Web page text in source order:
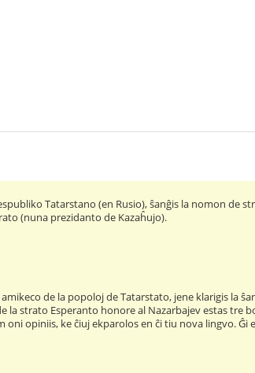
Tatarstano (en Rusio), ŝanĝis la nomon de
(nuna prezidanto de Kazaĥujo).
de la popoloj de Tatarstato, jene klarigis la
la strato Esperanto honore al Nazarbajev estas tre
oni opiniis, ke ĉiuj ekparolos en ĉi tiu nova lingvo.